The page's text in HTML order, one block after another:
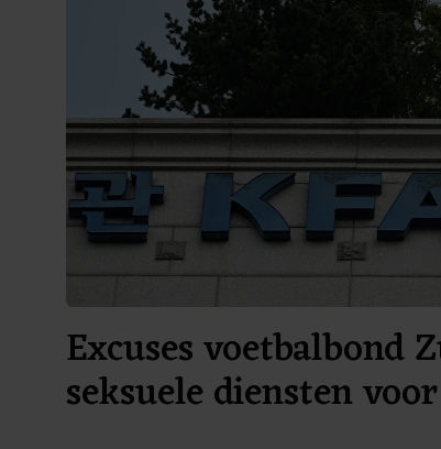
Excuses voetbalbond
seksuele diensten